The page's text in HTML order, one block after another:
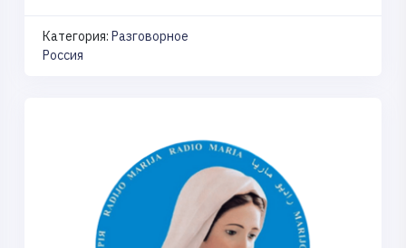
Категория: Разговорное
Россия